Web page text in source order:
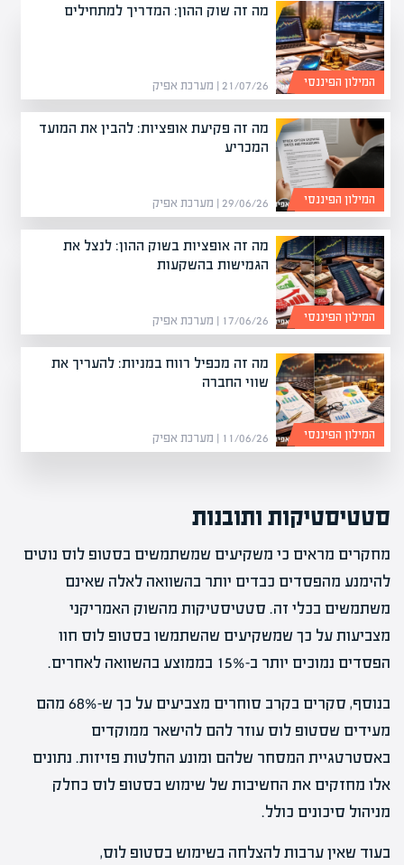
מה זה שוק ההון: המדריך למתחילים
21/07/26 | מערכת אפיק המילון הפיננסי
מה זה פקיעת אופציות: להבין את המועד
המכריע
29/06/26 | מערכת אפיק המילון הפיננסי
מה זה אופציות בשוק ההון: לנצל את
הגמישות בהשקעות
17/06/26 | מערכת אפיק המילון הפיננסי
מה זה מכפיל רווח במניות: להעריך את
שווי החברה
11/06/26 | מערכת אפיק המילון הפיננסי
סטטיסטיקות ותובנות
מחקרים מראים כי משקיעים שמשתמשים בסטופ לוס נוטים
להימנע מהפסדים כבדים יותר בהשוואה לאלה שאינם
משתמשים בכלי זה. סטטיסטיקות מהשוק האמריקני
מצביעות על כך שמשקיעים שהשתמשו בסטופ לוס חוו
הפסדים נמוכים יותר ב-15% בממוצע בהשוואה לאחרים.
בנוסף, סקרים בקרב סוחרים מצביעים על כך ש-68% מהם
מעידים שסטופ לוס עוזר להם להישאר ממוקדים
באסטרטגיית המסחר שלהם ומונע החלטות פזיזות. נתונים
אלו מחזקים את החשיבות של שימוש בסטופ לוס כחלק
מניהול סיכונים כולל.
בעוד שאין ערבות להצלחה בשימוש בסטופ לוס,